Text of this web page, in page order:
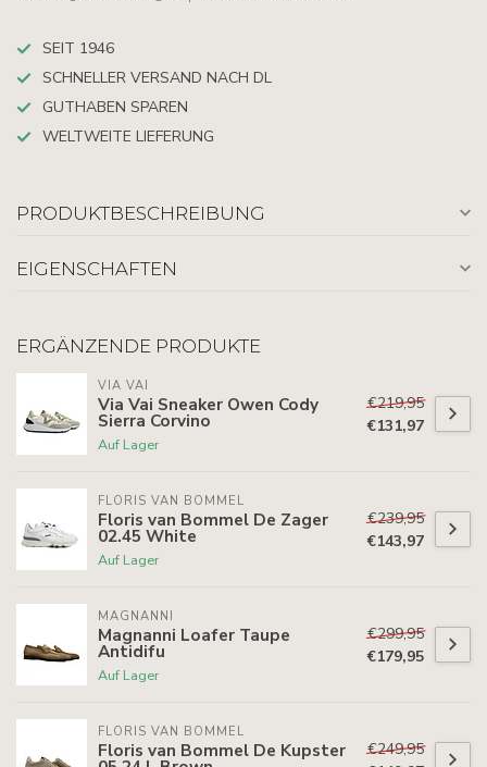
SEIT 1946
SCHNELLER VERSAND NACH DL
GUTHABEN SPAREN
WELTWEITE LIEFERUNG
PRODUKTBESCHREIBUNG
EIGENSCHAFTEN
ERGÄNZENDE PRODUKTE
VIA VAI
Via Vai Sneaker Owen Cody
Sierra Corvino
Auf Lager
€219,95
€131,97
FLORIS VAN BOMMEL
Floris van Bommel De Zager
02.45 White
Auf Lager
€239,95
€143,97
MAGNANNI
Magnanni Loafer Taupe
Antidifu
Auf Lager
€299,95
€179,95
FLORIS VAN BOMMEL
Floris van Bommel De Kupster
€249,95